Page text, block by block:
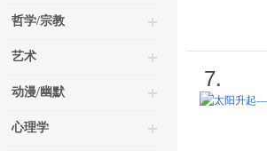
哲学/宗教
艺术
动漫/幽默
心理学
7.